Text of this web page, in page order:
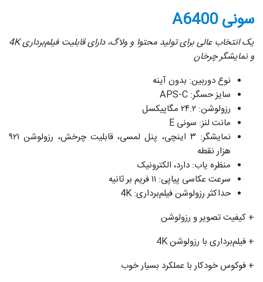
سونی A6400
یک انتخاب عالی برای تولید محتوا و ولاگ، دارای قابلیت فیلم‌برداری4K
و نمایشگر چرخان
نوع دوربین: بدون آینه
سایز حسگر: APS-C
رزولوشن: ۲۴.۲ مگاپیکسل
مانت لنز: سونی E
نمایشگر: ۳ اینچی، پنل لمسی، قابلیت چرخش، رزولوشن ۹۲۱
هزار نقطه
منظره یاب: دارد، الکترونیک
سرعت عکاسی پیاپی: ۱۱ فریم بر ثانیه
حداکثر رزولوشن فیلم‌برداری: 4K
+ کیفیت تصویر و رزولوشن
+ فیلم‌برداری با رزولوشن 4K
+ فوکوس خودکار با عملکرد بسیار خوب